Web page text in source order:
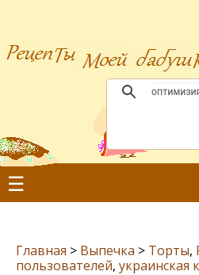
☰
Главная > Выпечка > Торты,
пользователей, украинская